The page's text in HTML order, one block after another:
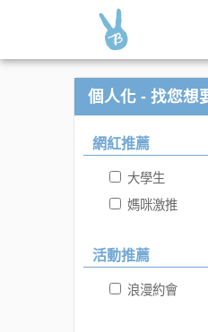
限時特惠 | Buy2 生活購物網
個人化 - 找您想
網紅推薦
大學生
媽咪激推
活動推薦
浪漫約會